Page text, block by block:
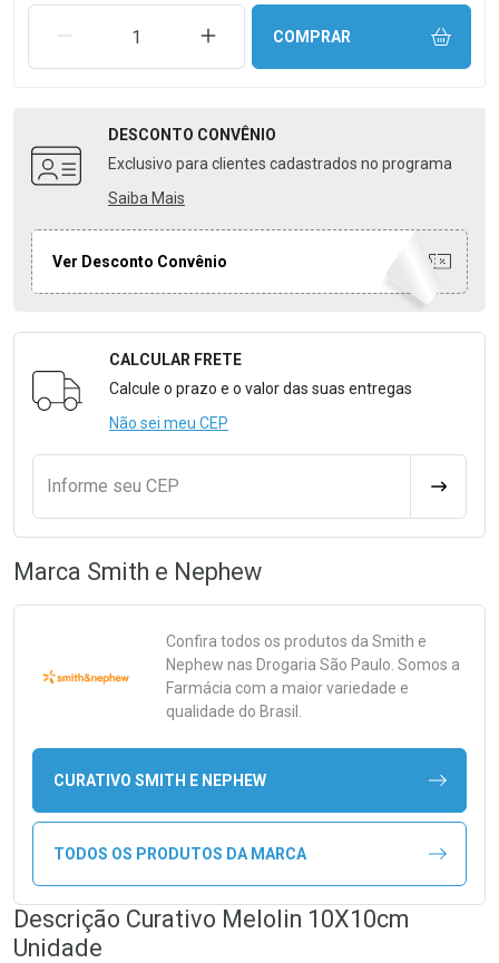
REMOVER UMA UNIDADEAUMENTAR UMA UNIDADE
COMPRAR
DESCONTO CONVÊNIO
Exclusivo para clientes cadastrados no programa
Saiba Mais
Ver Desconto Convênio
Formulário para Calcular o Frete
CALCULAR FRETE
Calcule o prazo e o valor das suas entregas
Não sei meu CEP
Informe seu CEP
Marca Smith e Nephew
Confira todos os produtos da Smith e
Nephew nas Drogaria São Paulo. Somos a
Farmácia com a maior variedade e
qualidade do Brasil.
CURATIVO SMITH E NEPHEW
TODOS OS PRODUTOS DA MARCA
Descrição Curativo Melolin 10X10cm
Unidade